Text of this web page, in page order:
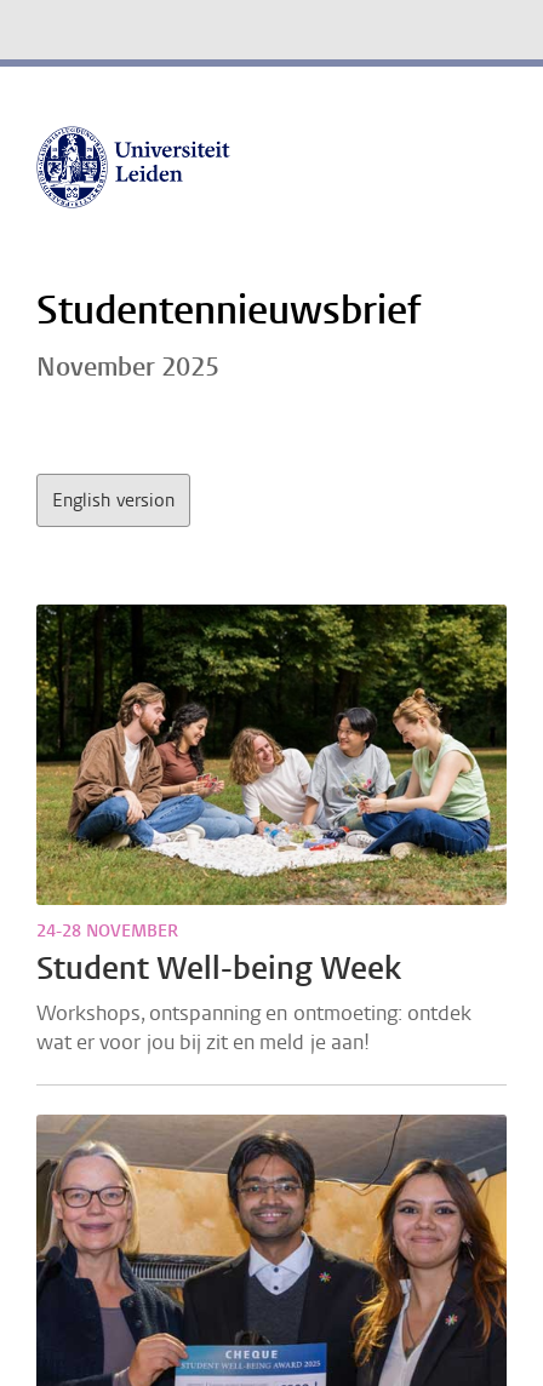
Studentennieuwsbrief
November 2025
English version
24-28 NOVEMBER
Student Well-being Week
Workshops, ontspanning en ontmoeting: ontdek
wat er voor jou bij zit en meld je aan!